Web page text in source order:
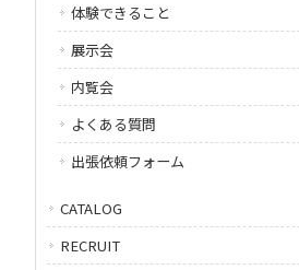
体験できること
展示会
内覧会
よくある質問
出張依頼フォーム
CATALOG
RECRUIT